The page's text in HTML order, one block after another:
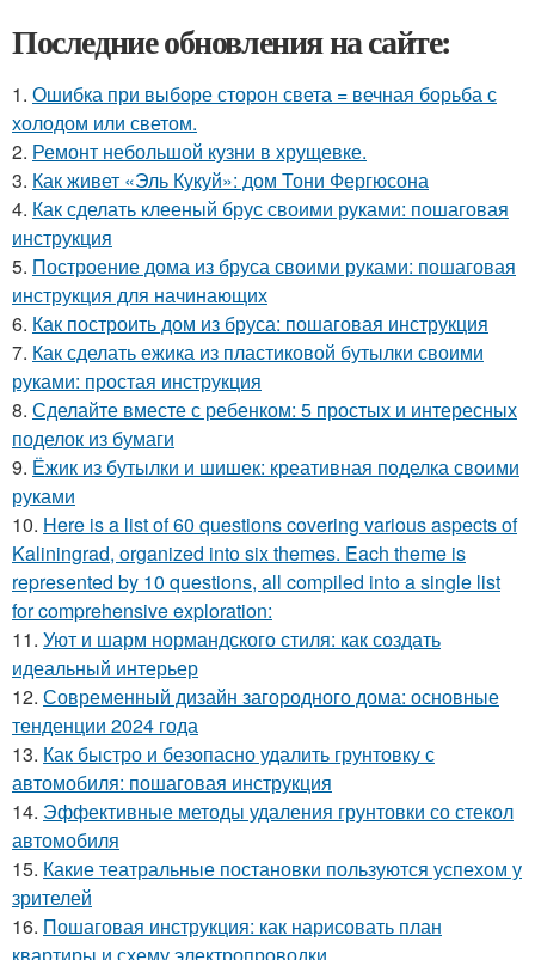
Последние обновления на сайте:
1. Ошибка при выборе сторон света = вечная борьба с
холодом или светом.
2. Ремонт небольшой кузни в хрущевке.
3. Как живет «Эль Кукуй»: дом Тони Фергюсона
4. Как сделать клееный брус своими руками: пошаговая
инструкция
5. Построение дома из бруса своими руками: пошаговая
инструкция для начинающих
6. Как построить дом из бруса: пошаговая инструкция
7. Как сделать ежика из пластиковой бутылки своими
руками: простая инструкция
8. Сделайте вместе с ребенком: 5 простых и интересных
поделок из бумаги
9. Ёжик из бутылки и шишек: креативная поделка своими
руками
10. Here is a list of 60 questions covering various aspects of
Kaliningrad, organized into six themes. Each theme is
represented by 10 questions, all compiled into a single list
for comprehensive exploration:
11. Уют и шарм нормандского стиля: как создать
идеальный интерьер
12. Современный дизайн загородного дома: основные
тенденции 2024 года
13. Как быстро и безопасно удалить грунтовку с
автомобиля: пошаговая инструкция
14. Эффективные методы удаления грунтовки со стекол
автомобиля
15. Какие театральные постановки пользуются успехом у
зрителей
16. Пошаговая инструкция: как нарисовать план